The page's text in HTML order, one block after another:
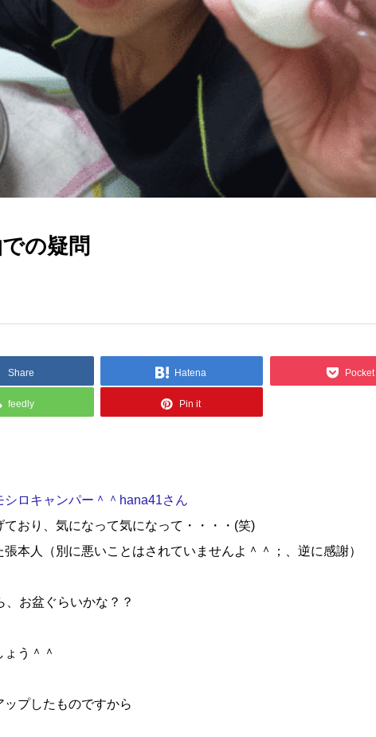
の疑問
Share Hatena Pocket
feedly Pin it
シロキャンパー＾＾hana41さん
おり、気になって気になって・・・・(笑)
本人（別に悪いことはされていませんよ＾＾；、逆に感謝）
お盆ぐらいかな？？
う＾＾
プしたものですから